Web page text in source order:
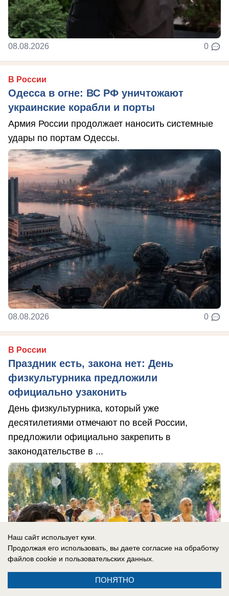
08.08.2026 0
В России
Одесса в огне: ВС РФ уничтожают
украинские корабли и порты
Армия России продолжает наносить системные
удары по портам Одессы.
08.08.2026 0
В России
Праздник есть, закона нет: День
физкультурника предложили
официально узаконить
День физкультурника, который уже
десятилетиями отмечают по всей России,
предложили официально закрепить в
законодательстве в ...
Наш сайт использует куки.
Продолжая его использовать, вы даете согласие на обработку
файлов cookie и пользовательских данных.
ПОНЯТНО